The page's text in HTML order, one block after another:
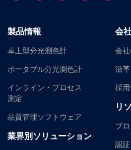
製品情報
卓上型分光測色計
ポータブル分光測色計
インライン・プロセス
測定
品質管理ソフトウェア
業界別ソリューション
会
会
沿革
採
リ
ブ
認